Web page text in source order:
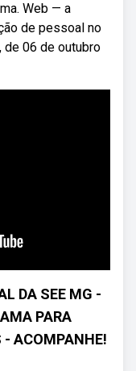
Web — a
de pessoal no
de 06 de outubro
DA SEE MG -
PARA
- ACOMPANHE!